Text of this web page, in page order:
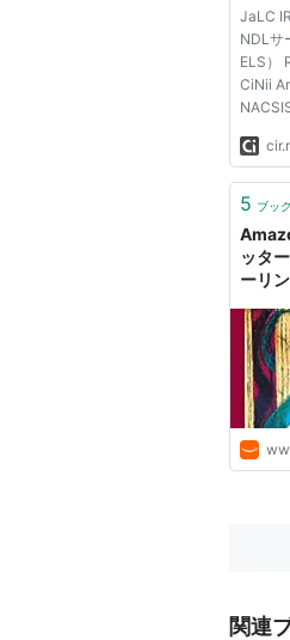
ハ
関連
アメ
ハ
JaLC
NDLサ
ELS）
CiNii
LSDB
タログ
5 ブッ
ッタ
ーリ
関連